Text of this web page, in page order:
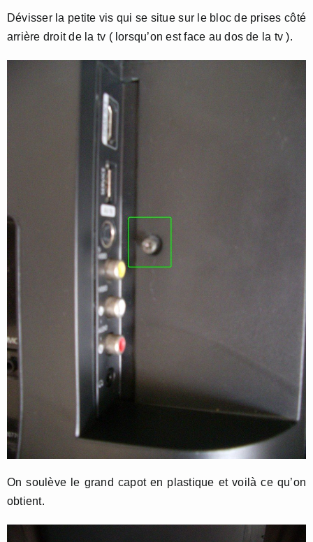
Dévisser la petite vis qui se situe sur le bloc de prises côté
arrière droit de la tv ( lorsqu’on est face au dos de la tv ).
On soulève le grand capot en plastique et voilà ce qu’on
obtient.